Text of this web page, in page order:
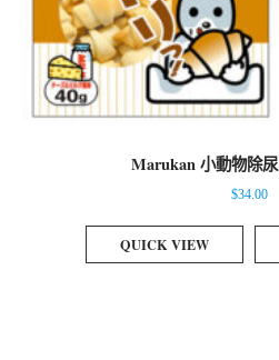
Marukan 小動物除
$34.00
QUICK VIEW